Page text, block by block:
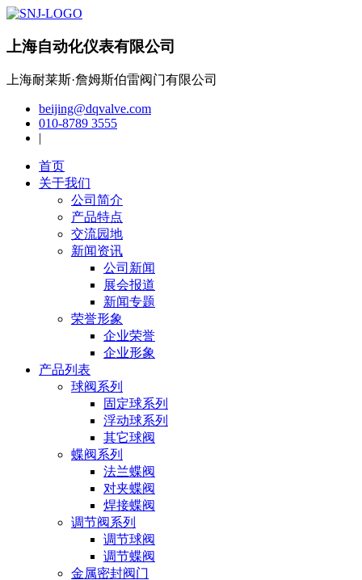
上海自动化仪表有限公司
上海耐莱斯·詹姆斯伯雷阀门有限公司
beijing@dqvalve.com
010-8789 3555
|
首页
关于我们
公司简介
产品特点
交流园地
新闻资讯
公司新闻
展会报道
新闻专题
荣誉形象
企业荣誉
企业形象
产品列表
球阀系列
固定球系列
浮动球系列
其它球阀
蝶阀系列
法兰蝶阀
对夹蝶阀
焊接蝶阀
调节阀系列
调节球阀
调节蝶阀
金属密封阀门